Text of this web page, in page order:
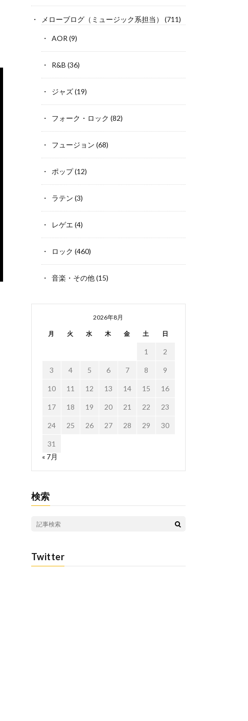
メローブログ（ミュージック系担当） (711)
AOR (9)
R&B (36)
ジャズ(19)
フォーク・ロック (82)
フュージョン (68)
ポップ(12)
ラテン (3)
レゲエ (4)
ロック (460)
音楽・その他(15)
2026年8月
月 火 水 木 金 土 日
1 2
3 4 5 6 7 8 9
10 11 12 13 14 15 16
17 18 19 20 21 22 23
24 25 26 27 28 29 30
31
« 7月
検索
Twitter